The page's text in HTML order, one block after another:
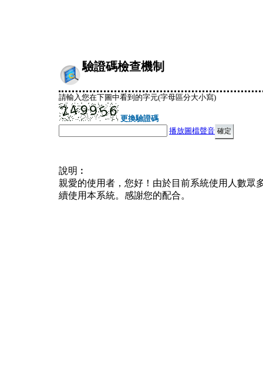
驗證碼檢查機制
請輸入您在下圖中看到的字元(字母區分大小寫)
更換驗證碼
播放圖檔聲音
說明︰
親愛的使用者，您好！由於目前系統使用人數眾
續使用本系統。感謝您的配合。